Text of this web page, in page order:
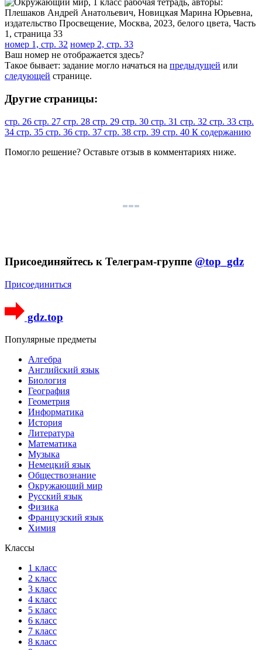
номер 1, стр. 32 номер 2, стр. 33
Ваш номер не отображается здесь?
Такое бывает: задание могло начаться на предыдущей или
следующей странице.
Другие страницы:
стр. 26 стр. 27 стр. 28 стр. 29 стр. 30 стр. 31 стр. 32 стр. 33 стр.
34 стр. 35 стр. 36 стр. 37 стр. 38 стр. 39 стр. 40 К содержанию
Помогло решение? Оставьте отзыв в комментариях ниже.
Присоединяйтесь к Телеграм-группе @top_gdz
Присоединиться
gdz.top
Популярные предметы
Алгебра
Английский язык
Биология
География
Геометрия
Информатика
История
Литература
Математика
Музыка
Немецкий язык
Обществознание
Окружающий мир
Русский язык
Физика
Французский язык
Химия
Классы
1 класс
2 класс
3 класс
4 класс
5 класс
6 класс
7 класс
8 класс